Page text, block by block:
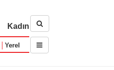
Kadın
Yerel